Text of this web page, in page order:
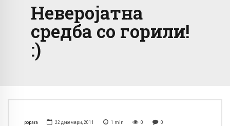
Неверојатна
средба со горили!
:)
popara 22 декември, 2011 1 min 0 0